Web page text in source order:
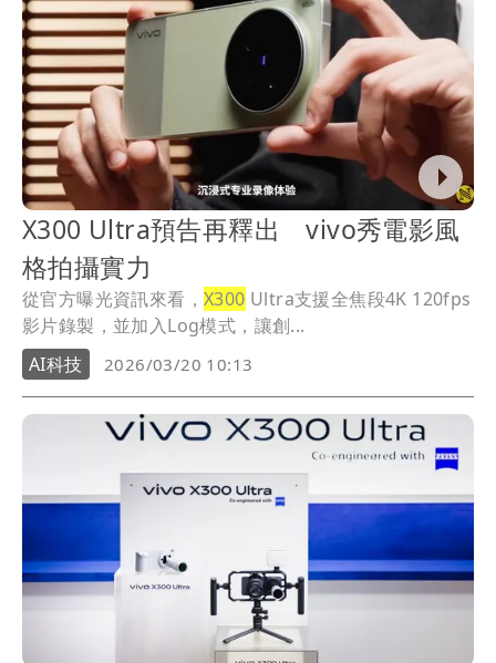
X300 Ultra預告再釋出 vivo秀電影風
格拍攝實力
從官方曝光資訊來看， X300 Ultra支援全焦段4K 120fps
影片錄製，並加入Log模式，讓創...
AI科技
2026/03/20 10:13